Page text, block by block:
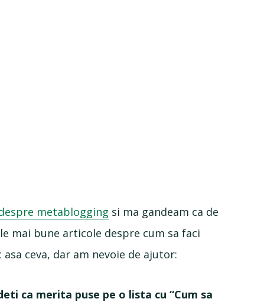
metablogging si ma gandeam ca de
mai bune articole despre cum sa faci
ceva, dar am nevoie de ajutor:
ca merita puse pe o lista cu “Cum sa